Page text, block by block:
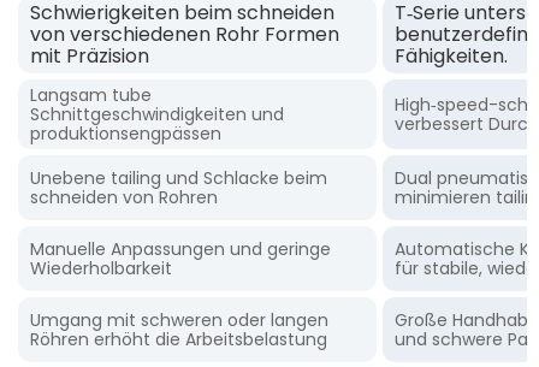
Schwierigkeiten beim schneiden
von verschiedenen Rohr Formen
mit Präzision
T‑Serie
Fähigkeiten.
Langsam tube
Schnittgeschwindigkeiten und
produktionsengpässen
High‑speed-
verbessert
Unebene tailing und Schlacke beim
schneiden von Rohren
Dual
minimieren
Manuelle Anpassungen und geringe
Wiederholbarkeit
Automatische
für stabile,
Umgang mit schweren oder langen
Röhren erhöht die Arbeitsbelastung
Große
und schwere